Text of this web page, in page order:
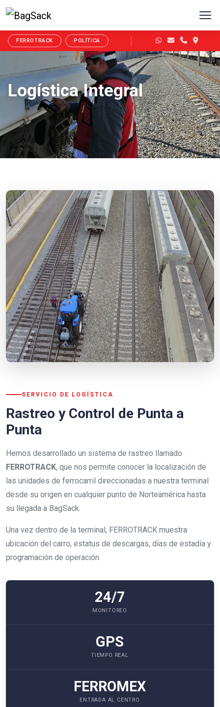
FERROTRACK POLÍTICA
Logística Integral
SERVICIO DE LOGÍSTICA
Rastreo y Control de Punta a
Punta
Hemos desarrollado un sistema de rastreo llamado
FERROTRACK, que nos permite conocer la localización de
las unidades de ferrocarril direccionadas a nuestra terminal
desde su origen en cualquier punto de Norteamérica hasta
su llegada a BagSack.
Una vez dentro de la terminal, FERROTRACK muestra
ubicación del carro, estatus de descargas, días de estadía y
programación de operación.
24/7
MONITOREO
GPS
TIEMPO REAL
FERROMEX
ENTRADA AL CENTRO